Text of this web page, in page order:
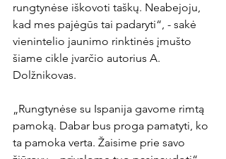
rungtynėse iškovoti taškų. Neabejoju,
kad mes pajėgūs tai padaryti“, - sakė
vienintelio jaunimo rinktinės įmušto
šiame cikle įvarčio autorius A.
Dolžnikovas.
„Rungtynėse su Ispanija gavome rimtą
pamoką. Dabar bus proga pamatyti, ko
ta pamoka verta. Žaisime prie savo